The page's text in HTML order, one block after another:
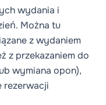
wydania i
Można tu
z wydaniem
z przekazaniem do
wymiana opon),
rezerwacji